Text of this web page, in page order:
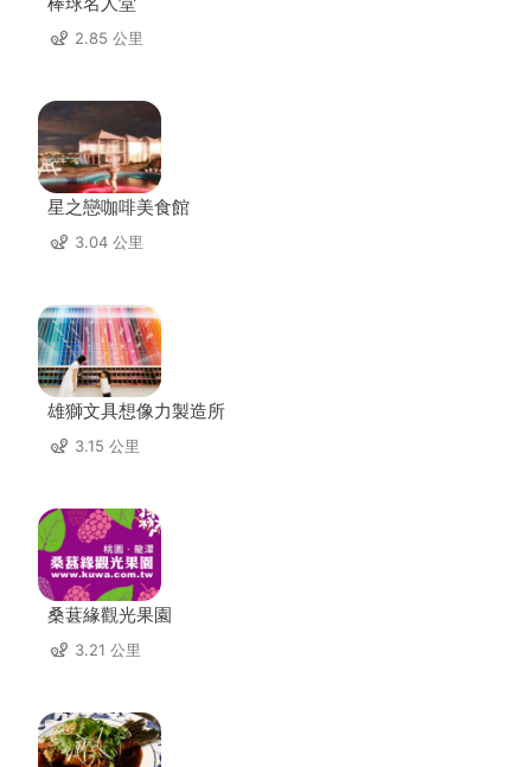
2.85 公里
星之戀咖啡美食館
3.04 公里
雄獅文具想像力製造所
3.15 公里
桑葚緣觀光果園
3.21 公里